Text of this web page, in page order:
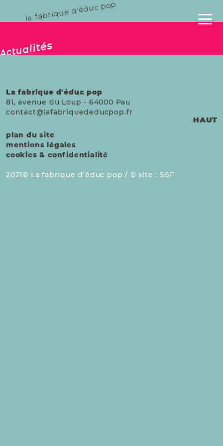
la fabrique d'éduc pop
La fabrique d'éduc pop
81, avenue du Loup - 64000 Pau
contact@lafabriquededucpop.fr
plan du site
mentions légales
cookies & confidentialité
2021 La fabrique d'éduc pop / site :SSF
HAUT